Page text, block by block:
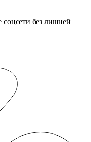
соцсети без лишней